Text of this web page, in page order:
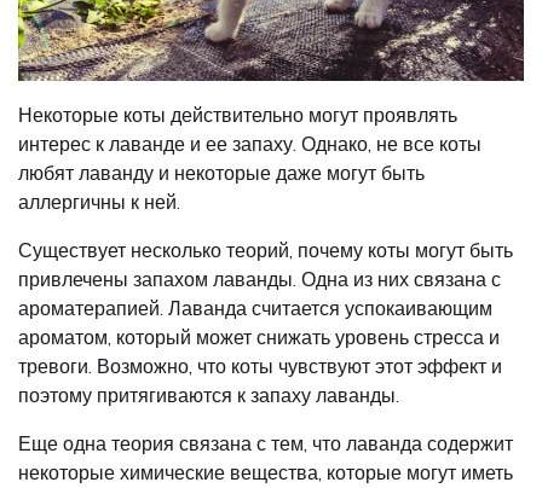
Некоторые коты действительно могут проявлять
интерес к лаванде и ее запаху. Однако, не все коты
любят лаванду и некоторые даже могут быть
аллергичны к ней.
Существует несколько теорий, почему коты могут быть
привлечены запахом лаванды. Одна из них связана с
ароматерапией. Лаванда считается успокаивающим
ароматом, который может снижать уровень стресса и
тревоги. Возможно, что коты чувствуют этот эффект и
поэтому притягиваются к запаху лаванды.
Еще одна теория связана с тем, что лаванда содержит
некоторые химические вещества, которые могут иметь